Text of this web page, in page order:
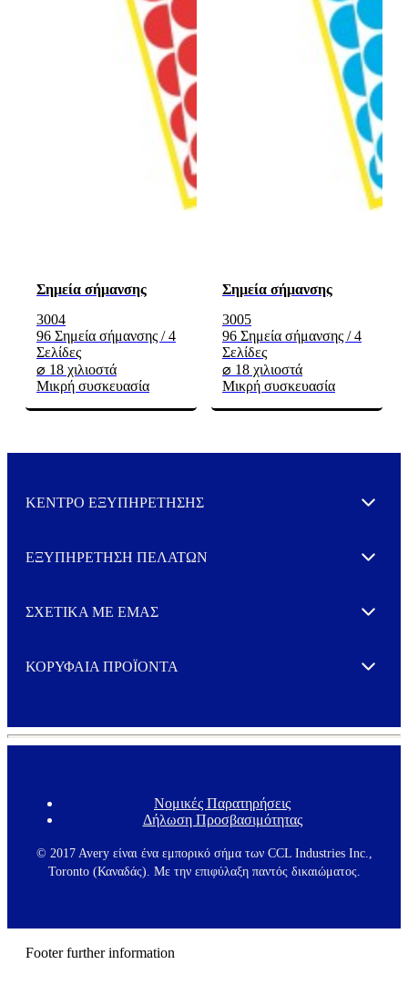
Σημεία σήμανσης
3004
96 Σημεία σήμανσης / 4
Σελίδες
⌀ 18 χιλιοστά
Μικρή συσκευασία
Σημεία σήμανσης
3005
96 Σημεία σήμανσης / 4
Σελίδες
⌀ 18 χιλιοστά
Μικρή συσκευασία
ΚΕΝΤΡΟ ΕΞΥΠΗΡΕΤΗΣΗΣ Expand
ΕΞΥΠΗΡΕΤΗΣΗ ΠΕΛΑΤΩΝ Expand
ΣΧΕΤΙΚΑ ΜΕ ΕΜΑΣ Expand
ΚΟΡΥΦΑΙΑ ΠΡΟΪΟΝΤΑ Expand
F
o
t
e
Νομικές Παρατηρήσεις
Δήλωση Προσβασιμότητας
© 2017 Avery είναι ένα εμπορικό σήμα των CCL Industries Inc.,
Toronto (Καναδάς). Με την επιφύλαξη παντός δικαιώματος.
Footer further information